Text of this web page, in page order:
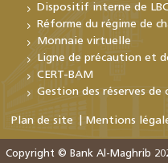
Dispositif interne de
Réforme du régime de
Monnaie virtuelle
Ligne de précaution et
CERT-BAM
Gestion des réserves de
Plan de site Mentions
Copyright © Bank Al-Maghrib